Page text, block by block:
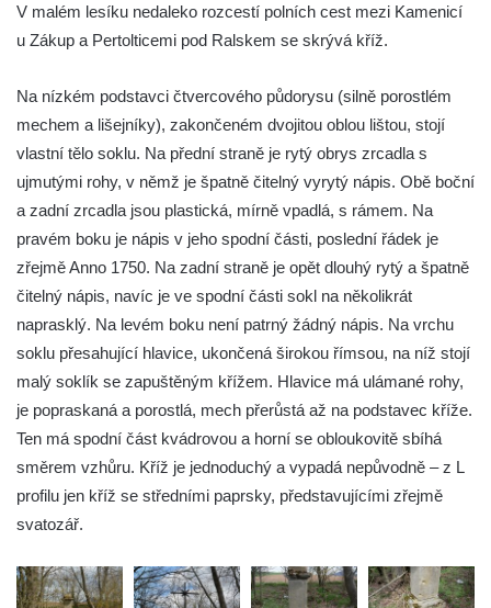
v Kamenném Újezdě
Kříž na křižovatce ulic 5. května a Dělnická
Kříž v Dělnické ulici v Kamenném Újezdě
Boží muka na křižovatce ulic Latrán a K
Malší ve Velešíně
Centrální kříž hřbitova ve Velešíně
Kříž u kostela svatého Václava ve Velešíně
Kříž u brány na hřbitov ve Velešíně
Kříž u fary v Římově
Kříž u lípy Jana Gurreho v Římově
Boží muka u hřbitova v Římově
Centrální kříž hřbitova v Římově
Kříž poblíž domu čp. 169 v Plavu
Boží muka v Plavu
V malém lesíku nedaleko rozcestí polních cest mezi Kamenicí
u Zákup a Pertolticemi pod Ralskem se skrývá kříž.
Na nízkém podstavci čtvercového půdorysu (silně porostlém
mechem a lišejníky), zakončeném dvojitou oblou lištou, stojí
vlastní tělo soklu. Na přední straně je rytý obrys zrcadla s
ujmutými rohy, v němž je špatně čitelný vyrytý nápis. Obě boční
a zadní zrcadla jsou plastická, mírně vpadlá, s rámem. Na
pravém boku je nápis v jeho spodní části, poslední řádek je
zřejmě Anno 1750. Na zadní straně je opět dlouhý rytý a špatně
čitelný nápis, navíc je ve spodní části sokl na několikrát
naprasklý. Na levém boku není patrný žádný nápis. Na vrchu
soklu přesahující hlavice, ukončená širokou římsou, na níž stojí
malý soklík se zapuštěným křížem. Hlavice má ulámané rohy,
je popraskaná a porostlá, mech přerůstá až na podstavec kříže.
Ten má spodní část kvádrovou a horní se obloukovitě sbíhá
směrem vzhůru. Kříž je jednoduchý a vypadá nepůvodně – z L
profilu jen kříž se středními paprsky, představujícími zřejmě
svatozář.